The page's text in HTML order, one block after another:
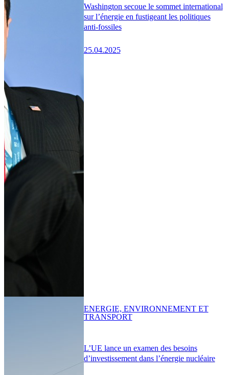
Washington secoue le sommet international
sur l’énergie en fustigeant les politiques
anti-fossiles
25.04.2025
L’UE lance un examen des besoins
d’investissement dans l’énergie nucléaire
ENERGIE, ENVIRONNEMENT ET
TRANSPORT